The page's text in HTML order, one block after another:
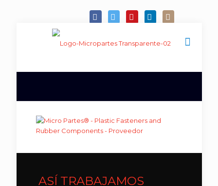
ASÍ TRABAJAMOS